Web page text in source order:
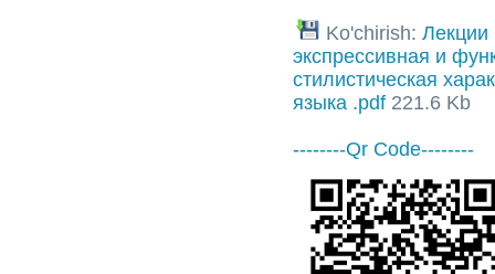
Ko'chirish: Лекции
экспрессивная и
стилистическая
языка .pdf 221.6 Kb
--------Qr Code--------